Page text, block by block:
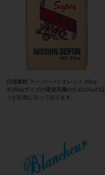
日清製粉 スーパーバイオレット 25kg
※25kgザイズの運賃高騰のため10㎏のほ
うがお得になっております。